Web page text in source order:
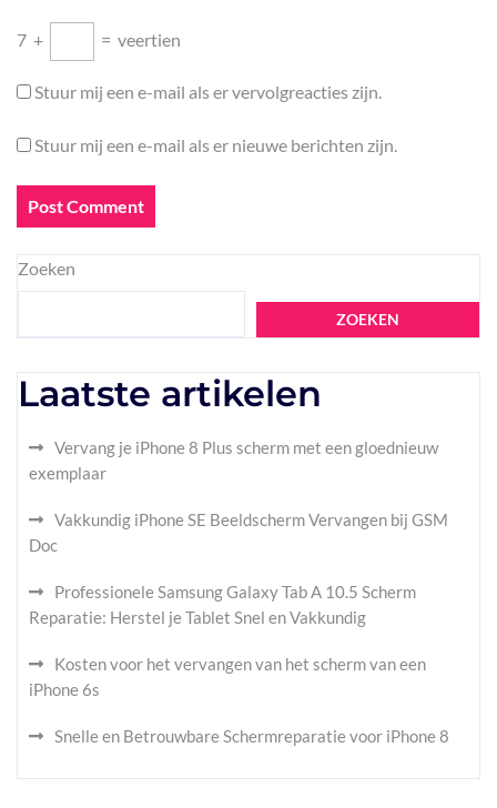
7 + = veertien
Stuur mij een e-mail als er vervolgreacties zijn.
Stuur mij een e-mail als er nieuwe berichten zijn.
Zoeken
ZOEKEN
Laatste artikelen
Vervang je iPhone 8 Plus scherm met een gloednieuw
exemplaar
Vakkundig iPhone SE Beeldscherm Vervangen bij GSM
Doc
Professionele Samsung Galaxy Tab A 10.5 Scherm
Reparatie: Herstel je Tablet Snel en Vakkundig
Kosten voor het vervangen van het scherm van een
iPhone 6s
Snelle en Betrouwbare Schermreparatie voor iPhone 8